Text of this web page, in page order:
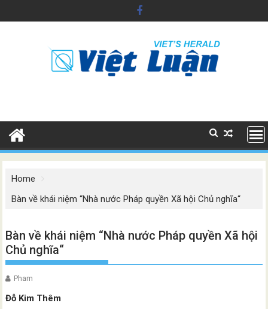
to
Home
Bàn về khái niệm “Nhà nước Pháp quyền Xã hội Chủ nghĩa“
Bàn về khái niệm “Nhà nước Pháp quyền Xã hội
Chủ nghĩa“
Pham
Đỗ Kim Thêm